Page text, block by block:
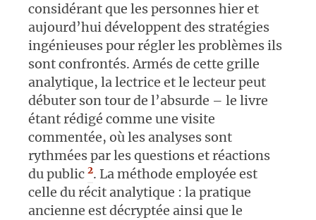
considérant que les personnes hier et
aujourd’hui développent des stratégies
ingénieuses pour régler les problèmes ils
sont confrontés. Armés de cette grille
analytique, la lectrice et le lecteur peut
débuter son tour de l’absurde – le livre
étant rédigé comme une visite
commentée, où les analyses sont
rythmées par les questions et réactions
du public 2. La méthode employée est
celle du récit analytique : la pratique
ancienne est décryptée ainsi que le